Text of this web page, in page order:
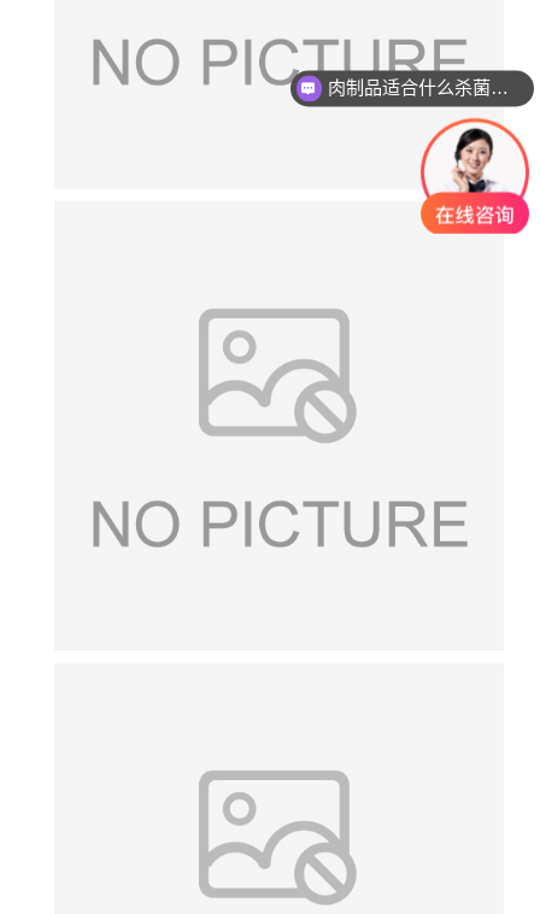
肉制品适合什么杀菌方式?
玻璃瓶燕窝适合什么杀菌方式?